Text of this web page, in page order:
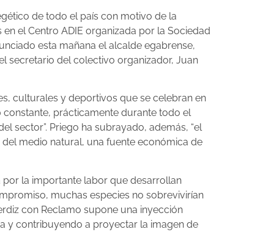
de todo el país con motivo de la
el Centro ADIE organizada por la Sociedad
esta mañana el alcalde egabrense,
secretario del colectivo organizador, Juan
culturales y deportivos que se celebran en
constante, prácticamente durante todo el
sector”. Priego ha subrayado, además, “el
medio natural, una fuente económica de
por la importante labor que desarrollan
muchas especies no sobrevivirían
con Reclamo supone una inyección
y contribuyendo a proyectar la imagen de